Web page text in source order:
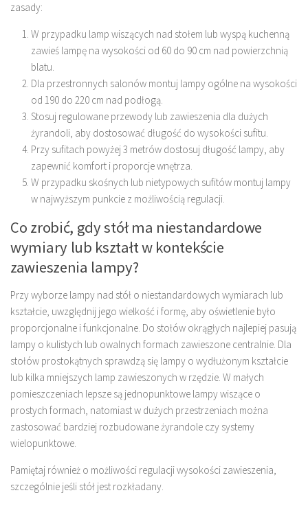
zasady:
W przypadku lamp wiszących nad stołem lub wyspą kuchenną
zawieś lampę na wysokości od 60 do 90 cm nad powierzchnią
blatu.
Dla przestronnych salonów montuj lampy ogólne na wysokości
od 190 do 220 cm nad podłogą.
Stosuj regulowane przewody lub zawieszenia dla dużych
żyrandoli, aby dostosować długość do wysokości sufitu.
Przy sufitach powyżej 3 metrów dostosuj długość lampy, aby
zapewnić komfort i proporcje wnętrza.
W przypadku skośnych lub nietypowych sufitów montuj lampy
w najwyższym punkcie z możliwością regulacji.
Co zrobić, gdy stół ma niestandardowe
wymiary lub kształt w kontekście
zawieszenia lampy?
Przy wyborze lampy nad stół o niestandardowych wymiarach lub
kształcie, uwzględnij jego wielkość i formę, aby oświetlenie było
proporcjonalne i funkcjonalne. Do stołów okrągłych najlepiej pasują
lampy o kulistych lub owalnych formach zawieszone centralnie. Dla
stołów prostokątnych sprawdzą się lampy o wydłużonym kształcie
lub kilka mniejszych lamp zawieszonych w rzędzie. W małych
pomieszczeniach lepsze są jednopunktowe lampy wiszące o
prostych formach, natomiast w dużych przestrzeniach można
zastosować bardziej rozbudowane żyrandole czy systemy
wielopunktowe.
Pamiętaj również o możliwości regulacji wysokości zawieszenia,
szczególnie jeśli stół jest rozkładany.